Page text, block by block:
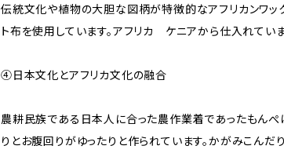
伝統文化や植物の大胆な図柄が特徴的なアフリカンワッ
ト布を使用しています。アフリカ ケニアから仕入れていま
④日本文化とアフリカ文化の融合
農耕民族である日本人に合った農作業着であったもんぺ
りとお腹回りがゆったりと作られています。かがみこんだ